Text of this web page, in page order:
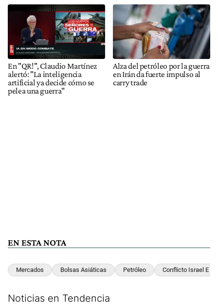
En "QR!", Claudio Martínez
alertó: "La inteligencia
artificial ya decide cómo se
pelea una guerra"
Alza del petróleo por la guerra
en Irán da fuerte impulso al
carry trade
EN ESTA NOTA
Mercados Bolsas Asiáticas Petróleo Conflicto Israel E
Noticias en Tendencia